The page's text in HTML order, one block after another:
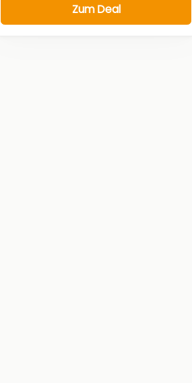
Zum Deal